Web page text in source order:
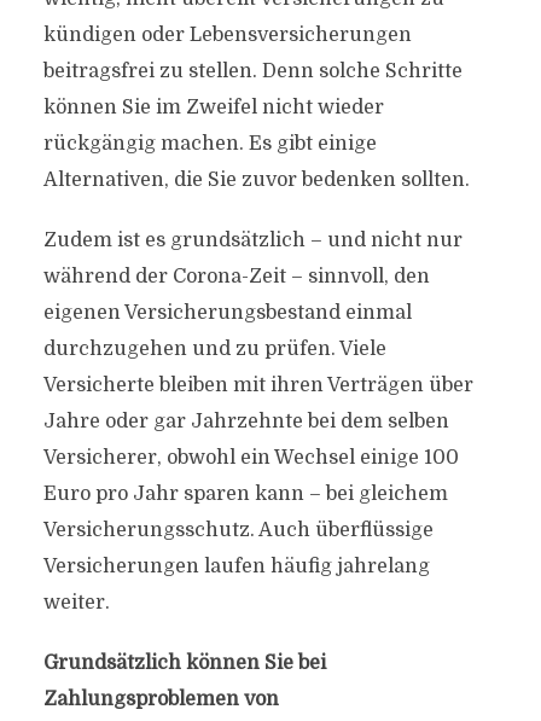
kündigen oder Lebensversicherungen
beitragsfrei zu stellen. Denn solche Schritte
können Sie im Zweifel nicht wieder
rückgängig machen. Es gibt einige
Alternativen, die Sie zuvor bedenken sollten.
Zudem ist es grundsätzlich – und nicht nur
während der Corona-Zeit – sinnvoll, den
eigenen Versicherungsbestand einmal
durchzugehen und zu prüfen. Viele
Versicherte bleiben mit ihren Verträgen über
Jahre oder gar Jahrzehnte bei dem selben
Versicherer, obwohl ein Wechsel einige 100
Euro pro Jahr sparen kann – bei gleichem
Versicherungsschutz. Auch überflüssige
Versicherungen laufen häufig jahrelang
weiter.
Grundsätzlich können Sie bei
Zahlungsproblemen von